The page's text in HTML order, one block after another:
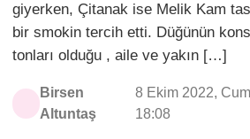
giyerken, Çitanak ise Melik Kam
bir smokin tercih etti. Düğünün
tonları olduğu , aile ve yakın […]
Birsen
Altuntaş
8 Ekim 2022,
18:08